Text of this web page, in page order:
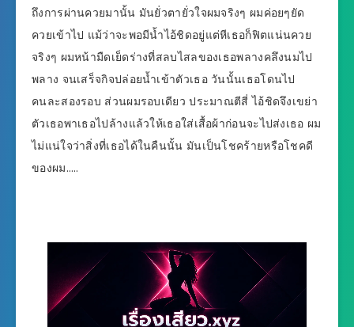
ถึงการผ่านควยมานั้น มันยั่วตายั่วใจผมจริงๆ ผมค่อยๆยัด
ควยเข้าไป แม้ว่าจะพอมีน้ำไอ้ชิดอยู่แต่หีเธอก็ฟิตแน่นควย
จริงๆ ผมหน้ามืดเย็ดร่างที่สลบไสลของเธอพลางคลึงนมไป
พลาง จนเสร็จกิจปล่อยน้ำเข้าตัวเธอ วันนั้นเธอโดนไป
คนละสองรอบ ส่วนผมรอบเดียว ประมาณตีสี่ ไอ้ชิดจึงเขย่า
ตัวเธอพาเธอไปล้างแล้วให้เธอใส่เสื้อผ้าก่อนจะไปส่งเธอ ผม
ไม่แน่ใจว่าสิ่งที่เธอได้ในคืนนั้น มันเป็นโชคร้ายหรือโชคดี
ของผม…..